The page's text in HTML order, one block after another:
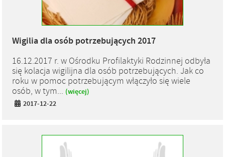
Wigilia dla osób potrzebujących 2017
16.12.2017 r. w Ośrodku Profilaktyki Rodzinnej odbyła
się kolacja wigilijna dla osób potrzebujących. Jak co
roku w pomoc potrzebującym włączyło się wiele
osób, w tym... (więcej)
2017-12-22